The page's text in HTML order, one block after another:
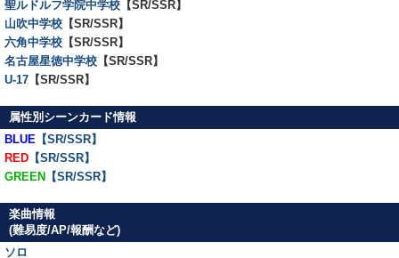
聖ルドルフ学院中学校 【SR/SSR】
山吹中学校 【SR/SSR】
六角中学校 【SR/SSR】
名古屋星徳中学校 【SR/SSR】
U-17 【SR/SSR】
属性別シーンカード情報
BLUE 【SR/SSR】
RED 【SR/SSR】
GREEN 【SR/SSR】
楽曲情報
(難易度/AP/報酬など)
ソロ